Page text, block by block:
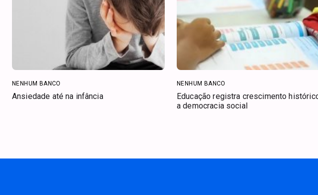
NENHUM BANCO
Ansiedade até na infância
NENHUM BANCO
Educação registra crescimento
a democracia social